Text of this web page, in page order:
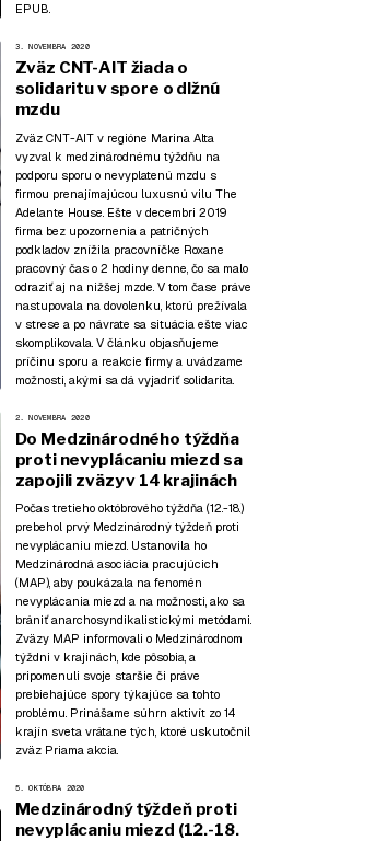
EPUB.
3. NOVEMBRA 2020
Zväz CNT-AIT žiada o
solidaritu v spore o dlžnú
mzdu
Zväz CNT-AIT v regióne Marina Alta
vyzval k medzinárodnému týždňu na
podporu sporu o nevyplatenú mzdu s
firmou prenajímajúcou luxusnú vilu The
Adelante House. Ešte v decembri 2019
firma bez upozornenia a patričných
podkladov znížila pracovníčke Roxane
pracovný čas o 2 hodiny denne, čo sa malo
odraziť aj na nižšej mzde. V tom čase práve
nastupovala na dovolenku, ktorú prežívala
v strese a po návrate sa situácia ešte viac
skomplikovala. V článku objasňujeme
príčinu sporu a reakcie firmy a uvádzame
možnosti, akými sa dá vyjadriť solidarita.
2. NOVEMBRA 2020
Do Medzinárodného týždňa
proti nevyplácaniu miezd sa
zapojili zväzy v 14 krajinách
Počas tretieho októbrového týždňa (12.-18.)
prebehol prvý Medzinárodný týždeň proti
nevyplácaniu miezd. Ustanovila ho
Medzinárodná asociácia pracujúcich
(MAP), aby poukázala na fenomén
nevyplácania miezd a na možnosti, ako sa
brániť anarchosyndikalistickými metódami.
Zväzy MAP informovali o Medzinárodnom
týždni v krajinách, kde pôsobia, a
pripomenuli svoje staršie či práve
prebiehajúce spory týkajúce sa tohto
problému. Prinášame súhrn aktivít zo 14
krajín sveta vrátane tých, ktoré uskutočnil
zväz Priama akcia.
5. OKTÓBRA 2020
Medzinárodný týždeň proti
nevyplácaniu miezd (12.-18.